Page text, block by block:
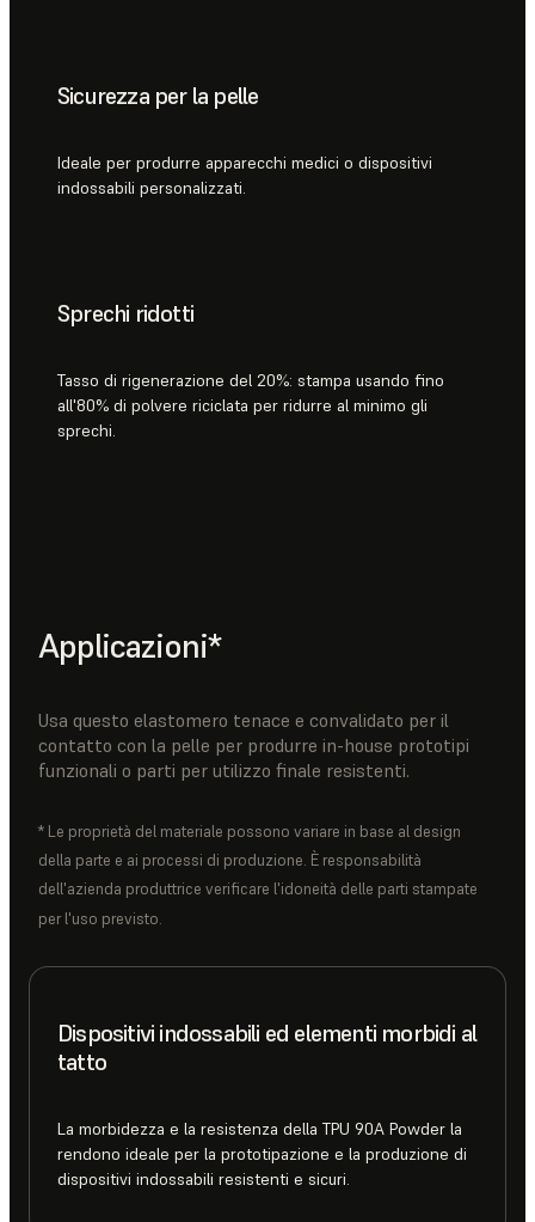
Sicurezza per la pelle
Ideale per produrre apparecchi medici o dispositivi
indossabili personalizzati.
Sprechi ridotti
Tasso di rigenerazione del 20%: stampa usando fino
all'80% di polvere riciclata per ridurre al minimo gli
sprechi.
Applicazioni*
Usa questo elastomero tenace e convalidato per il
contatto con la pelle per produrre in-house prototipi
funzionali o parti per utilizzo finale resistenti.
* Le proprietà del materiale possono variare in base al design
della parte e ai processi di produzione. È responsabilità
dell'azienda produttrice verificare l'idoneità delle parti stampate
per l'uso previsto.
Dispositivi indossabili ed elementi morbidi al
tatto
La morbidezza e la resistenza della TPU 90A Powder la
rendono ideale per la prototipazione e la produzione di
dispositivi indossabili resistenti e sicuri.